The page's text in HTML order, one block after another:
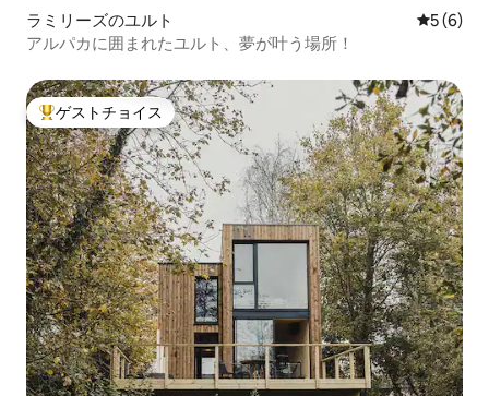
ラミリーズのユルト レビュー
5 (6)
アルパカに囲まれたユルト、夢が叶う場所！
大好評のゲストチョイスです。
ゲストチョイス